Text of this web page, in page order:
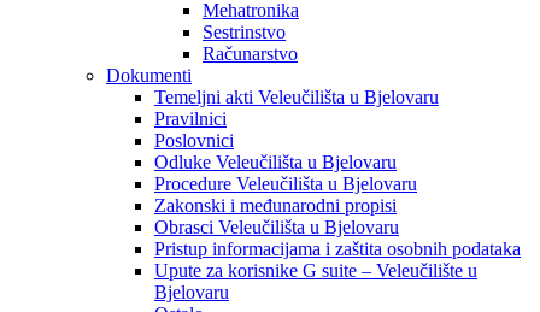
Mehatronika
Sestrinstvo
Računarstvo
Dokumenti
Temeljni akti Veleučilišta u Bjelovaru
Pravilnici
Poslovnici
Odluke Veleučilišta u Bjelovaru
Procedure Veleučilišta u Bjelovaru
Zakonski i međunarodni propisi
Obrasci Veleučilišta u Bjelovaru
Pristup informacijama i zaštita osobnih podataka
Upute za korisnike G suite – Veleučilište u
Bjelovaru